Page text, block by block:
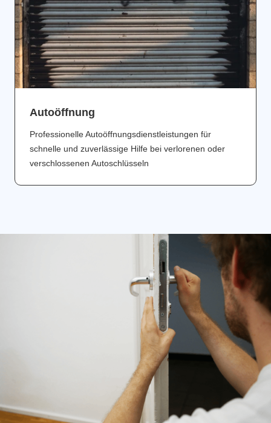
Аutoöffnung
Professionelle Autoöffnungsdienstleistungen für
schnelle und zuverlässige Hilfe bei verlorenen oder
verschlossenen Autoschlüsseln